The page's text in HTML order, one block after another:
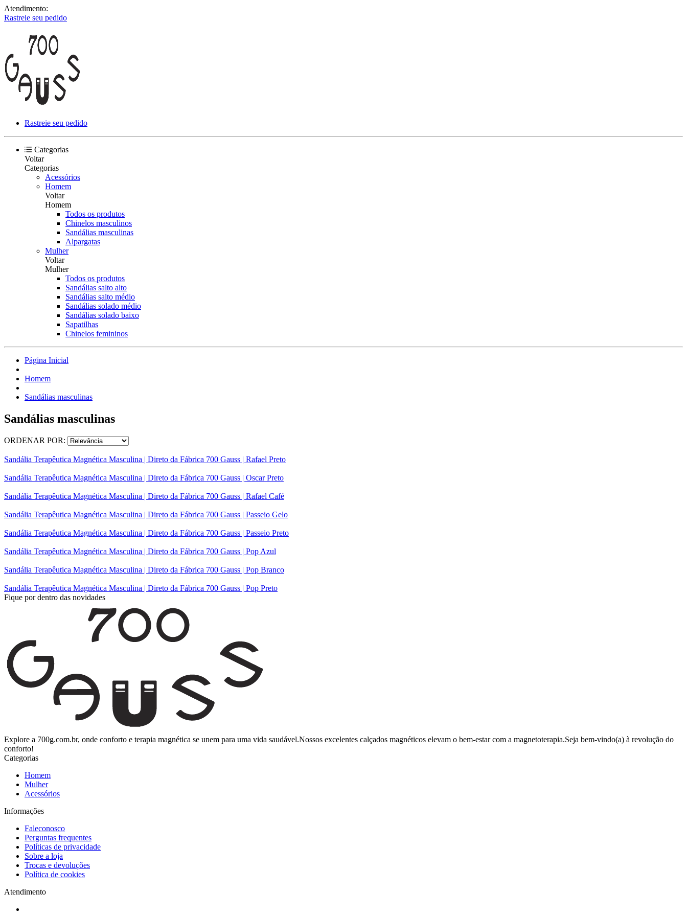
Atendimento:
Rastreie seu pedido
Rastreie seu pedido
Categorias
Voltar
Categorias
Acessórios
Homem
Voltar
Homem
Todos os produtos
Chinelos masculinos
Sandálias masculinas
Alpargatas
Mulher
Voltar
Mulher
Todos os produtos
Sandálias salto alto
Sandálias salto médio
Sandálias solado médio
Sandálias solado baixo
Sapatilhas
Chinelos femininos
Página Inicial
Homem
Sandálias masculinas
Sandálias masculinas
ORDENAR POR:
Sandália Terapêutica Magnética Masculina | Direto da Fábrica 700 Gauss | Rafael Preto
Sandália Terapêutica Magnética Masculina | Direto da Fábrica 700 Gauss | Oscar Preto
Sandália Terapêutica Magnética Masculina | Direto da Fábrica 700 Gauss | Rafael Café
Sandália Terapêutica Magnética Masculina | Direto da Fábrica 700 Gauss | Passeio Gelo
Sandália Terapêutica Magnética Masculina | Direto da Fábrica 700 Gauss | Passeio Preto
Sandália Terapêutica Magnética Masculina | Direto da Fábrica 700 Gauss | Pop Azul
Sandália Terapêutica Magnética Masculina | Direto da Fábrica 700 Gauss | Pop Branco
Sandália Terapêutica Magnética Masculina | Direto da Fábrica 700 Gauss | Pop Preto
Fique por dentro das novidades
Explore a 700g.com.br, onde conforto e terapia magnética se unem para uma vida saudável.Nossos excelentes calçados magnéticos elevam o bem-estar com a magnetoterapia.Seja bem-vindo(a) à revolução do
conforto!
Categorias
Homem
Mulher
Acessórios
Informações
Faleconosco
Perguntas frequentes
Políticas de privacidade
Sobre a loja
Trocas e devoluções
Política de cookies
Atendimento